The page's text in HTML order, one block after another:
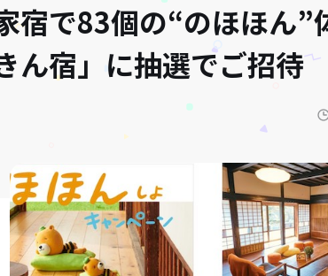
宿で83個の“のほほん”
ん宿」に抽選でご招待